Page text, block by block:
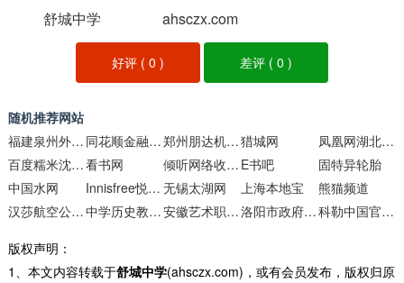
舒城中学
ahsczx.com
好评 (0 ) 差评 ( 0 )
随机推荐网站
福建泉州外国语中学
同花顺金融网商品期货频道 郑州朋达机械设备猎城网
凤凰网湖北频道
百度糯米沈阳团购看书网 倾听网络收音机 E书吧
固特异轮胎
中国水网
Innisfree悦诗风吟中国官方网站 无锡太湖网 上海本地宝
熊猫频道
汉莎航空公司飞常里程汇官网
中学历史教学园地 安徽艺术职业学院 洛阳市政府网站 科勒中国官方网站
版权声明：
1、本文内容转载于舒城中学(ahsczx.com)，或有会员发布，版权归原